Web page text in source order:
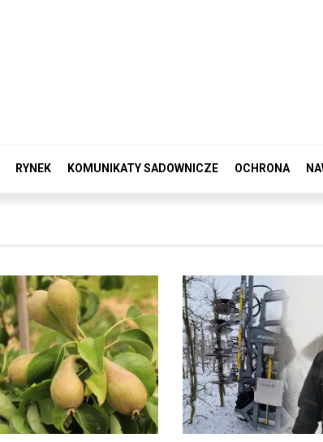
RYNEK KOMUNIKATY SADOWNICZE OCHRONA